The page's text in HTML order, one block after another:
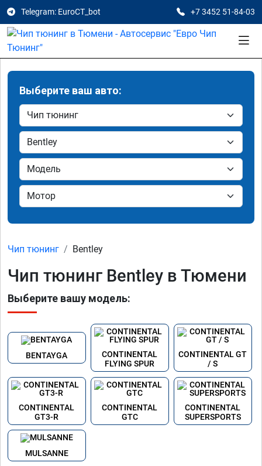
Telegram: EuroCT_bot +7 3452 51-84-03
Выберите ваш авто:
Чип тюнинг Bentley
Чип тюнинг Bentley в Тюмени
Выберите вашу модель:
BENTAYGA
CONTINENTAL
FLYING SPUR
CONTINENTAL GT
/ S
CONTINENTAL
GT3-R
CONTINENTAL
GTC
CONTINENTAL
SUPERSPORTS
MULSANNE